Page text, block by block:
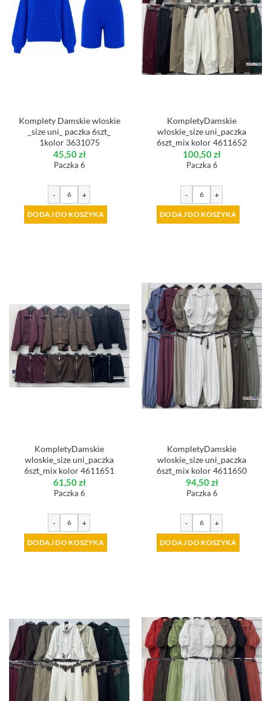
Komplety Damskie wloskie
_size uni_ paczka 6szt_
1kolor 3631075
45,50zł
Paczka 6
- +
DODAJ DO KOSZYKA
KompletyDamskie
wloskie_size uni_paczka
6szt_mix kolor 4611652
100,50zł
Paczka 6
- +
DODAJ DO KOSZYKA
KompletyDamskie
wloskie_size uni_paczka
6szt_mix kolor 4611651
61,50zł
Paczka 6
- +
DODAJ DO KOSZYKA
KompletyDamskie
wloskie_size uni_paczka
6szt_mix kolor 4611650
94,50zł
Paczka 6
- +
DODAJ DO KOSZYKA